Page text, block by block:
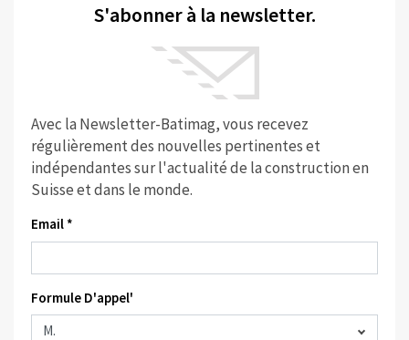
S'abonner à la newsletter.
Avec la Newsletter-Batimag, vous recevez
régulièrement des nouvelles pertinentes et
indépendantes sur l'actualité de la construction en
Suisse et dans le monde.
Email *
Formule D'appel'